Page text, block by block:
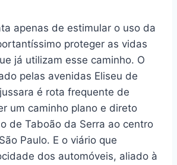
apenas de estimular o uso da
proteger as vidas
já utilizam esse caminho. O
pelas avenidas Eliseu de
é rota frequente de
um caminho plano e direto
de Taboão da Serra ao centro
Paulo. E o viário que
dos automóveis, aliado à